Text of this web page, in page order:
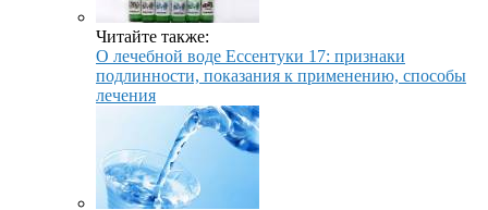
Читайте также:
О лечебной воде Ессентуки 17: признаки
подлинности, показания к применению, способы
лечения